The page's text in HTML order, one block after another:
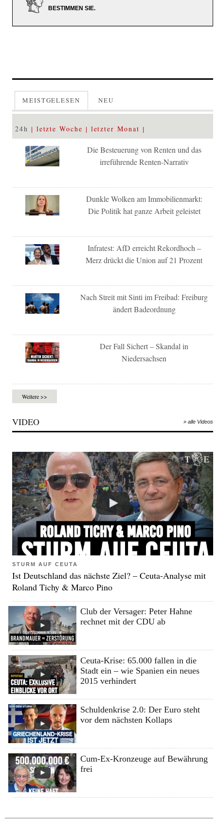
BESTIMMEN SIE.
MEISTGELESEN NEU
24h letzte Woche letzter Monat
Die Besteuerung von Renten und das
irreführende Renten-Narrativ
Dunkle Wolken am Immobilienmarkt:
Die Politik hat ganze Arbeit geleistet
Infratest: AfD erreicht Rekordhoch –
Merz drückt die Union auf 21 Prozent
Nach Streit mit Sinti im Freibad: Freiburg
ändert Badeordnung
Der Fall Sichert – Skandal in
Niedersachsen
Weitere >>
VIDEO » alle Videos
STURM AUF CEUTA
Ist Deutschland das nächste Ziel? – Ceuta-Analyse mit
Roland Tichy & Marco Pino
Club der Versager: Peter Hahne
rechnet mit der CDU ab
Ceuta-Krise: 65.000 fallen in die
Stadt ein – wie Spanien ein neues
2015 verhindert
Schuldenkrise 2.0: Der Euro steht
vor dem nächsten Kollaps
Cum-Ex-Kronzeuge auf Bewährung
frei